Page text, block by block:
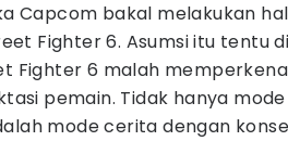
Capcom bakal melakukan
Fighter 6. Asumsi itu tentu
Fighter 6 malah
pemain. Tidak hanya
mode cerita dengan